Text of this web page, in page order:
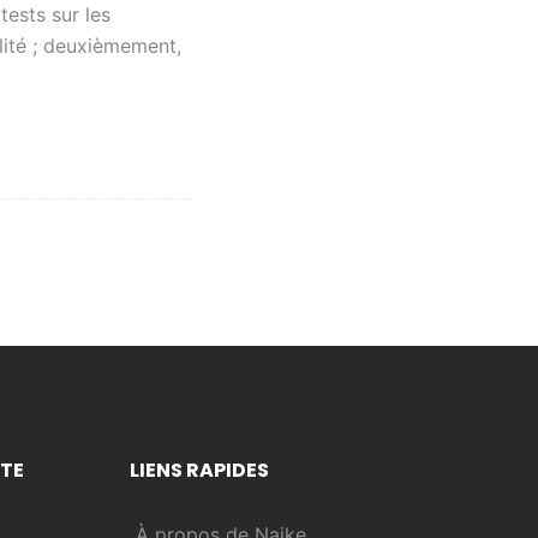
sur les
; deuxièmement,
LIENS RAPIDES